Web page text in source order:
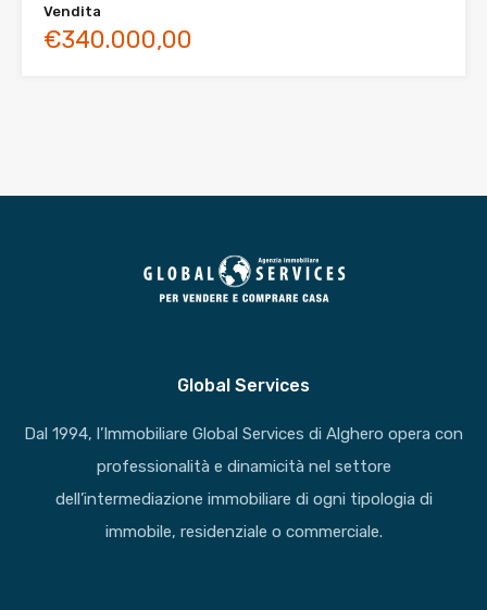
Vendita
€340.000,00
Global Services
Dal 1994, l’Immobiliare Global Services di Alghero opera con
professionalità e dinamicità nel settore
dell’intermediazione immobiliare di ogni tipologia di
immobile, residenziale o commerciale.